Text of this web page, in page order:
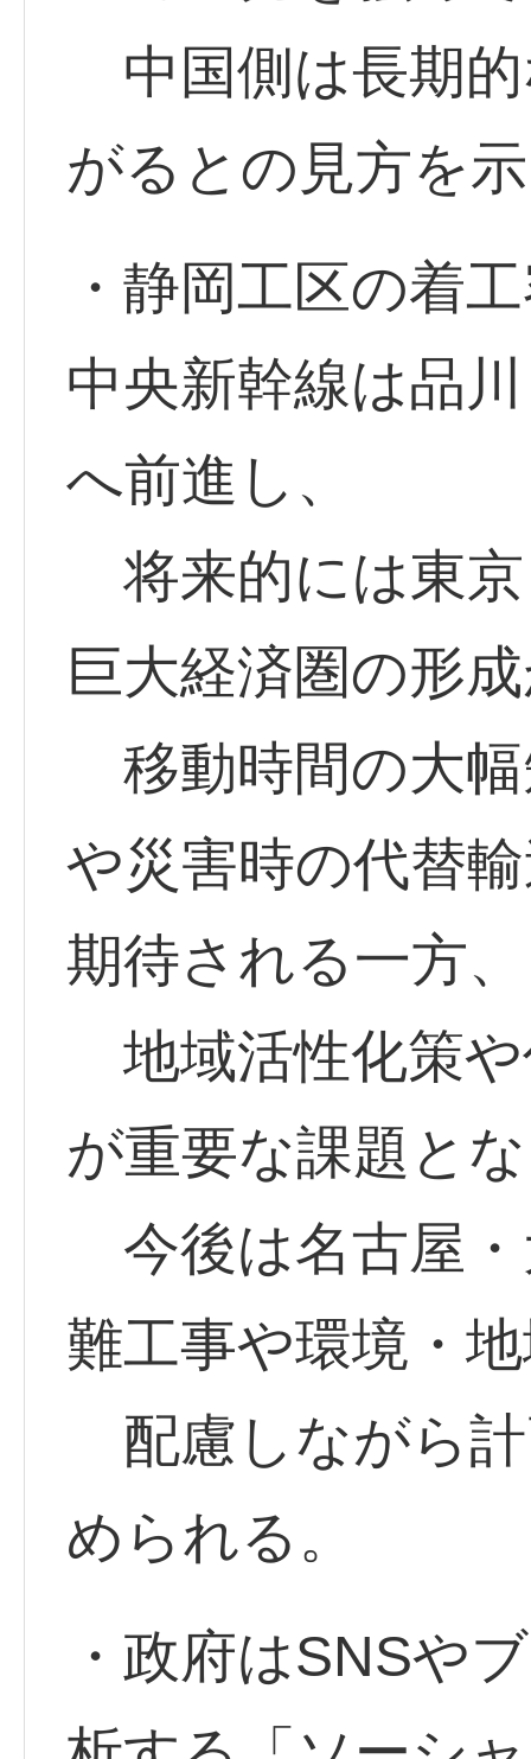
中国側は長期
がるとの見方を
・静岡工区の着
中央新幹線は品
へ前進し、
将来的には東京
巨大経済圏の形
移動時間の大幅
や災害時の代替
期待される一方、
地域活性化策や
が重要な課題と
今後は名古屋・
難工事や環境・
配慮しながら
められる。
・政府はSNSや